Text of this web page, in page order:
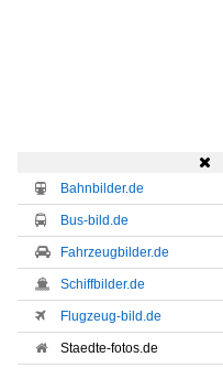

Bahnbilder.de
Bus-bild.de
Fahrzeugbilder.de
Schiffbilder.de
Flugzeug-bild.de
Staedte-fotos.de